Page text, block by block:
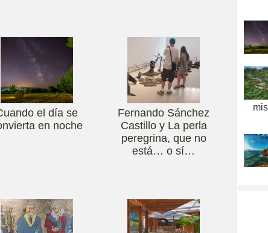
el día se
en noche
Fernando Sánchez
Castillo y La perla
peregrina, que no
está… o sí…